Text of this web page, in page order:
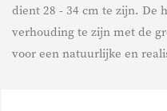
dient 28 - 34 cm te zijn. De
verhouding te zijn met de
voor een natuurlijke en